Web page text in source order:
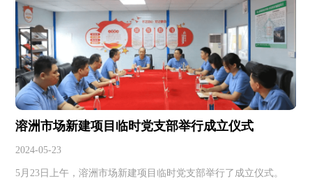
程）立项及应用成果评审有关事项通知如下：
溶洲市场新建项目临时党支部举行成立仪式
2024-05-23
5月23日上午，溶洲市场新建项目临时党支部举行了成立仪式。